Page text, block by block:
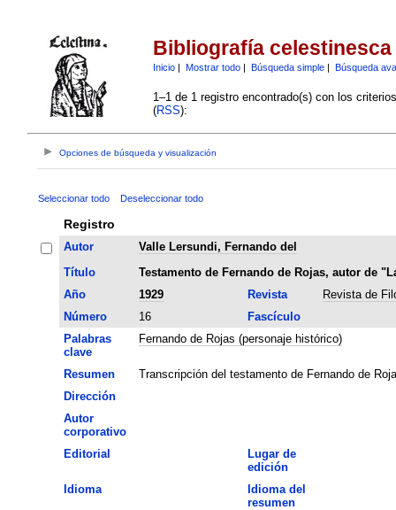
Bibliografía celestinesca
Inicio| Mostrar todo| Búsqueda simple| Búsqueda
1–1 de 1 registro encontrado(s) con los
(RSS):
Opciones de búsqueda y visualización
Seleccionar todo Deseleccionar todo
Registro
Autor
Valle Lersundi, Fernando del
Título
Testamento de Fernando de Rojas, autor de
Año
1929 Revista
Revista de
Número
16
Fascículo
Palabras
clave
Fernando de Rojas (personaje histórico)
Resumen
Transcripción del testamento de Fernando de
Dirección
Autor
corporativo
Editorial
Lugar de
edición
Idioma
Idioma del
resumen